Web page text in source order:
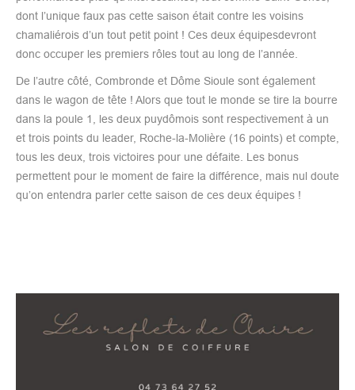
dont l’unique faux pas cette saison était contre les voisins
chamaliérois d’un tout petit point ! Ces deux équipesdevront
donc occuper les premiers rôles tout au long de l’année.
De l’autre côté, Combronde et Dôme Sioule sont également
dans le wagon de tête ! Alors que tout le monde se tire la bourre
dans la poule 1, les deux puydômois sont respectivement à un
et trois points du leader, Roche-la-Molière (16 points) et compte,
tous les deux, trois victoires pour une défaite. Les bonus
permettent pour le moment de faire la différence, mais nul doute
qu’on entendra parler cette saison de ces deux équipes !